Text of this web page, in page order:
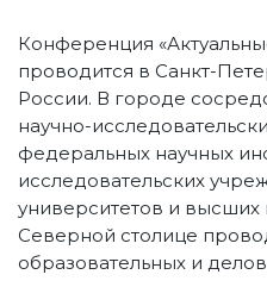
Конференция
проводится в Санкт-
России. В городе
научно-
федеральных научных
исследовательских
университетов и
Северной столице
образовательных и